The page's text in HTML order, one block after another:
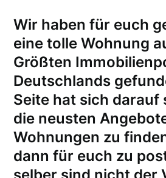
Wir haben für euch
eine tolle Wohnung
Größten
Deutschlands
Seite hat sich darauf
die neusten
Wohnungen zu
dann für euch zu